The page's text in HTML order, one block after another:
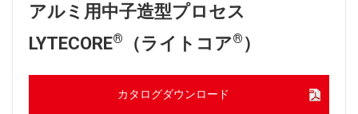
アルミ用中子造型プロセス
LYTECORE® （ライトコア® ）
カタログダウンロード